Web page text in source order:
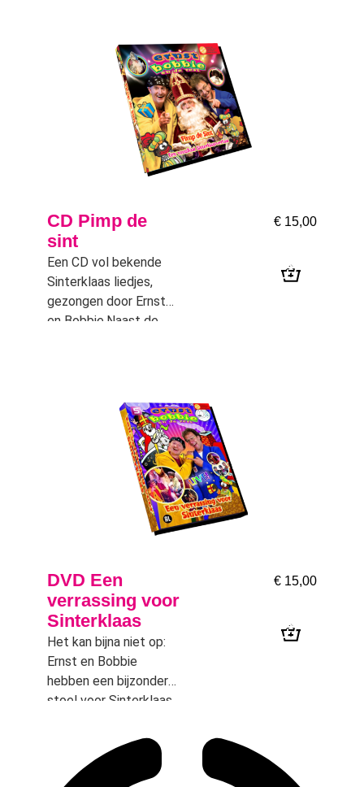
gemaakt, maar Bobbie
mag het nog niet zien.
CD Pimp de
sint
Een CD vol bekende
Sinterklaas liedjes,
gezongen door Ernst
en Bobbie.Naast de
liedjes van die twee
soepkippen en het
bekende “Hallootjes
€ 15,00
DVD Een
verrassing voor
Sinterklaas
Het kan bijna niet op:
Ernst en Bobbie
hebben een bijzondere
stoel voor Sinterklaas
nog eens heel
waardevol bovendien,
en dan ook nog een
€ 15,00